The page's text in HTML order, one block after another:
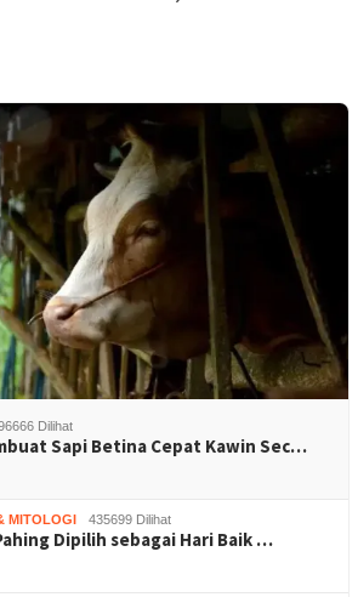
Dilihat
Sapi Betina Cepat Kawin Sec…
MITOLOGI 435699 Dilihat
Dipilih sebagai Hari Baik …